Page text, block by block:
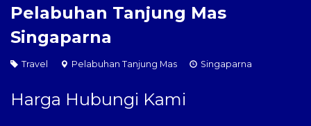
Pelabuhan Tanjung Mas
Singaparna
Travel Pelabuhan Tanjung Mas Singaparna
Harga Hubungi Kami